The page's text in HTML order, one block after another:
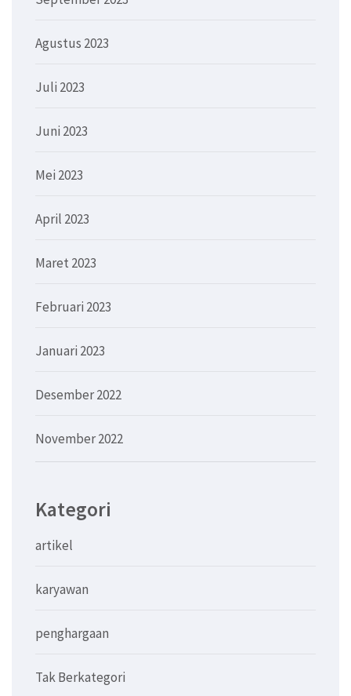
Agustus 2023
Juli 2023
Juni 2023
Mei 2023
April 2023
Maret 2023
Februari 2023
Januari 2023
Desember 2022
November 2022
Kategori
artikel
karyawan
penghargaan
Tak Berkategori